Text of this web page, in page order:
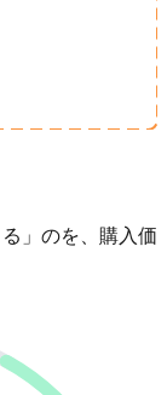
」のを、購入価